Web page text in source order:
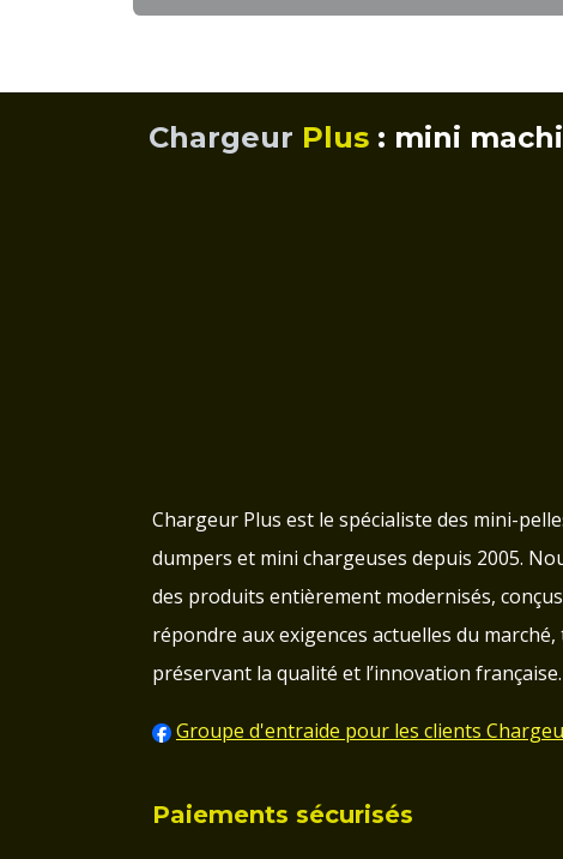
Chargeur Plus : mini
Paiements sécurisés
Chargeur Plus est le spécialiste des mini-
dumpers et mini chargeuses depuis 2005.
des produits entièrement modernisés,
répondre aux exigences actuelles du
préservant la qualité et l’innovation française.
Groupe d'entraide pour les clients